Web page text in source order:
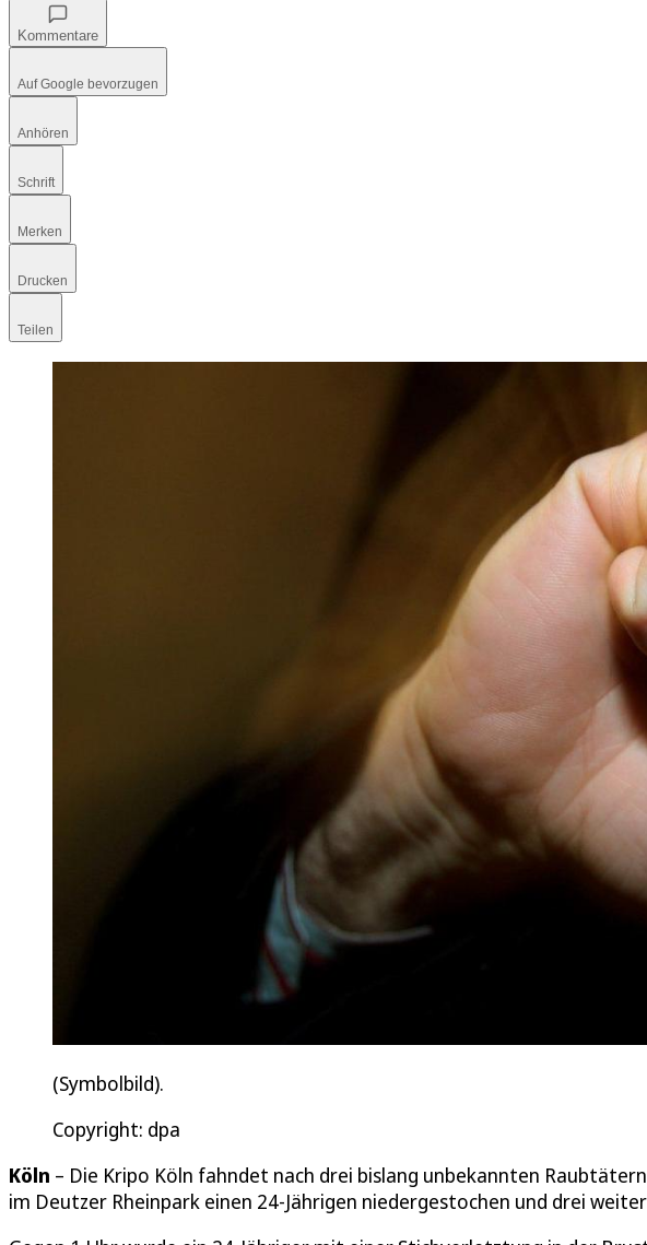
Kommentare
Auf Google bevorzugen
Anhören
Schrift
Merken
Drucken
Teilen
(Symbolbild).
Copyright: dpa
Köln – Die Kripo Köln fahndet nach drei bislang unbekannten
im Deutzer Rheinpark einen 24-Jährigen niedergestochen und drei